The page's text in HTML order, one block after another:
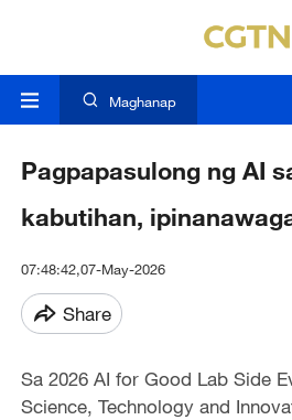
Maghanap
Pagpapasulong ng AI
kabutihan,
07:48:42,07-May-2026
Share
Sa 2026 AI for Good Lab Side
Science, Technology and